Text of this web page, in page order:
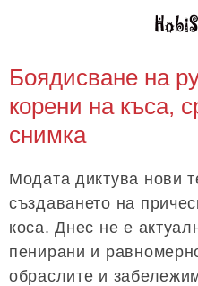
Боядисване на
корени на къса,
снимка
Модата диктува нови
създаването на
коса. Днес не е
пенирани и
обраслите и